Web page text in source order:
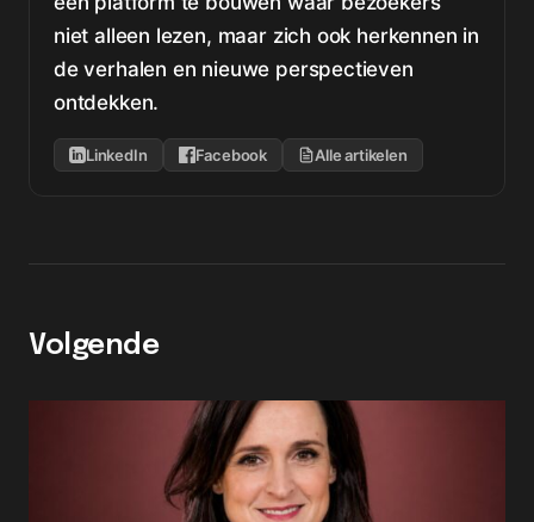
niet alleen lezen, maar zich ook herkennen in
de verhalen en nieuwe perspectieven
ontdekken.
LinkedIn Facebook Alle artikelen
Volgende